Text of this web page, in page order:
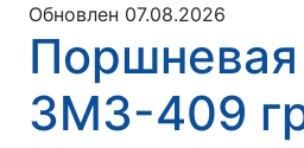
Обновлен 07.08.2026
Поршневая
ЗМЗ-409